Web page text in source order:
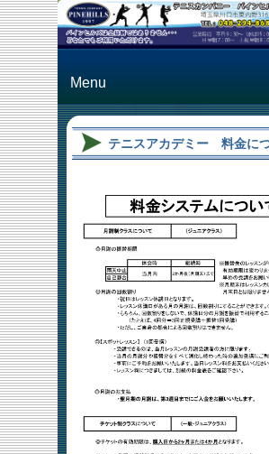
テニス
Just another テニ
パニー パインヒ
テニスアカデミー 料金に